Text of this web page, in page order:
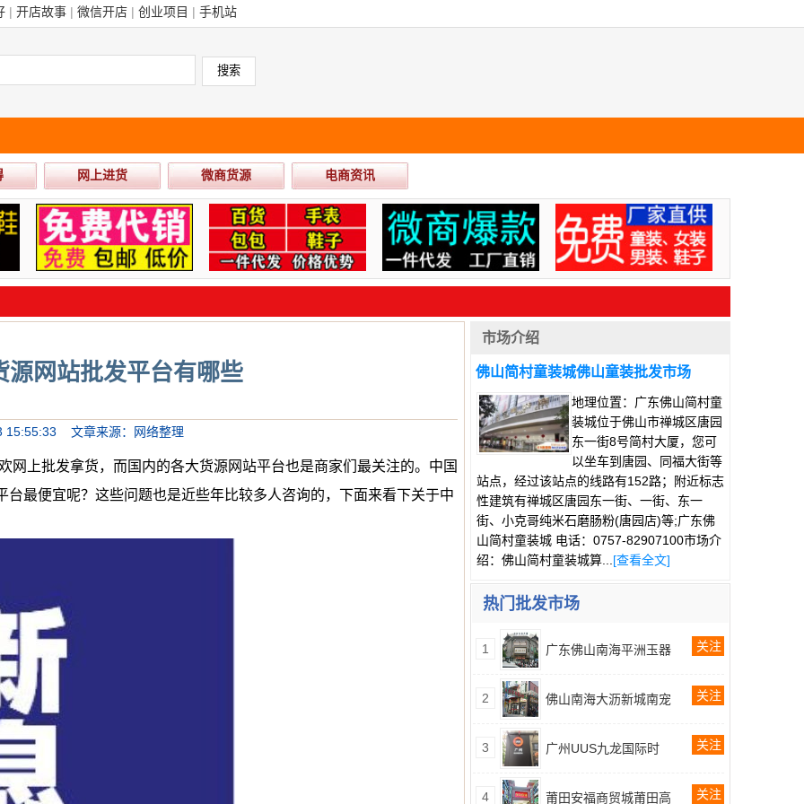
| 开店故事 | 微信开店 | 创业项目 | 手机站
网上进货 微商货源 电商资讯
源网站批发平台有哪些
15:55:33 文章来源：网络整理
批发拿货，而国内的各大货源网站平台也是商家们最关注的。中国
最便宜呢？这些问题也是近些年比较多人咨询的，下面来看下关于中
市场介绍
佛山简村童装城佛山童装批发市场
地理位置：广东佛山简村童
装城位于佛山市禅城区唐园
东一街8号简村大厦，您可
以坐车到唐园、同福大街等
站点，经过该站点的线路有152路；附近标志
性建筑有禅城区唐园东一街、一街、东一
街、小克哥纯米石磨肠粉(唐园店)等;广东佛
山简村童装城 电话：0757-82907100​市场介
绍：佛山简村童装城算... [查看全文]
热门批发市场
1 广东佛山南海平洲玉器 关注
2 佛山南海大沥新城南宠 关注
3 广州UUS九龙国际时 关注
4 莆田安福商贸城莆田高 关注